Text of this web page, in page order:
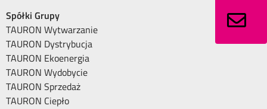
Spółki Grupy
TAURON Wytwarzanie
TAURON Dystrybucja
TAURON Ekoenergia
TAURON Wydobycie
TAURON Sprzedaż
TAURON Ciepło